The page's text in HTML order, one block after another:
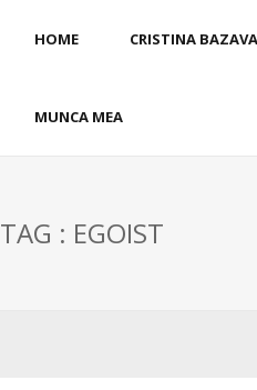
HOME CRISTINA
MUNCA MEA
TAG : EGOIST